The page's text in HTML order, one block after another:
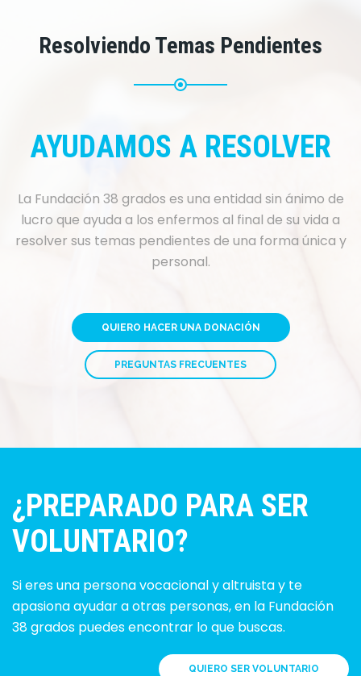
Resolviendo Temas Pendientes
AYUDAMOS A RESOLVER
La Fundación 38 grados es una entidad sin ánimo de
lucro que ayuda a los enfermos al final de su vida a
resolver sus temas pendientes de una forma única y
personal.
QUIERO HACER UNA DONACIÓN
PREGUNTAS FRECUENTES
¿PREPARADO PARA SER
VOLUNTARIO?
Si eres una persona vocacional y altruista y te
apasiona ayudar a otras personas, en la Fundación
38 grados puedes encontrar lo que buscas.
QUIERO SER VOLUNTARIO